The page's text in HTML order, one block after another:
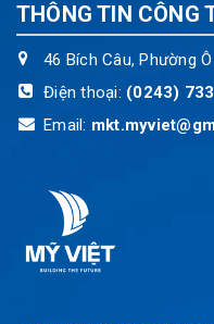
THÔNG TIN CÔNG
46 Bích Câu, Phường
Điện thoại: (0243)
Email: